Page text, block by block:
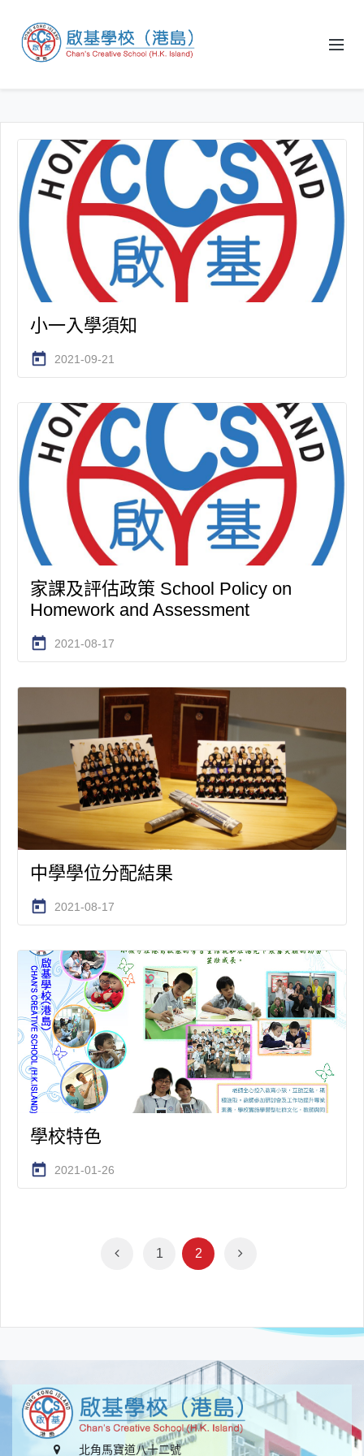
小一入學須知
today 2021-09-21
家課及評估政策 School Policy on
Homework and Assessment
today 2021-08-17
中學學位分配結果
today 2021-08-17
學校特色
today 2021-01-26
1 2
北角馬寶道八十二號